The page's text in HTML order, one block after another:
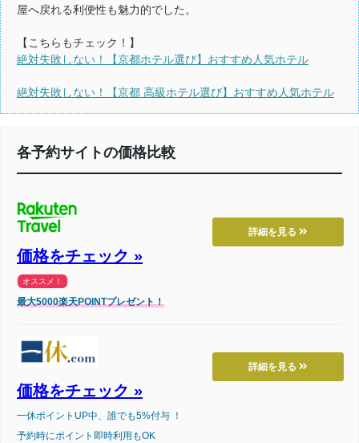
屋へ戻れる利便性も魅力的でした。
【こちらもチェック！】
絶対失敗しない！【京都ホテル選び】おすすめ人気ホテル
絶対失敗しない！【京都 高級ホテル選び】おすすめ人気ホテル
各予約サイトの価格比較
詳細を見る
価格をチェック »
オススメ！
最大5000楽天POINTプレゼント！
詳細を見る
価格をチェック »
一休ポイントUP中、誰でも5%付与 ！
予約時にポイント即時利用もOK